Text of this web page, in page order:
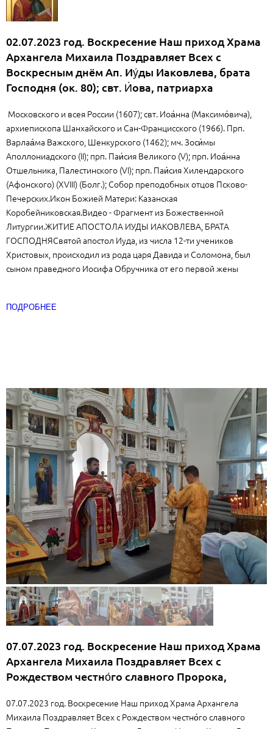
02.07.2023 год. Воскресение Наш приход Храма
Архангела Михаила Поздравляет Всех с
Воскресным днём Ап. Иу́ды Иаковлева, брата
Господня (ок. 80); свт. И́ова, патриарха
Московского и всея России (1607); свт. Иоа́нна (Максимо́вича),
архиепископа Шанхайского и Сан-Францисского (1966). Прп.
Варлаа́ма Важского, Шенкурского (1462); мч. Зоси́мы
Аполлониадского (II); прп. Паи́сия Великого (V); прп. Иоа́нна
Отшельника, Палестинского (VI); прп. Паи́сия Хилендарского
(Афонского) (XVIII) (Болг.); Собор преподобных отцов Псково-
Печерских.Икон Божией Матери: Казанская
Коробейниковская.Видео - Фрагмент из Божественной
Литургии.ЖИТИЕ АПОСТОЛА ИУДЫ ИАКОВЛЕВА, БРАТА
ГОСПОДНЯСвятой апостол Иуда, из числа 12-ти учеников
Христовых, происходил из рода царя Давида и Соломона, был
сыном праведного Иосифа Обручника от его первой жены
ПОДРОБНЕЕ
07.07.2023 год. Воскресение Наш приход Храма
Архангела Михаила Поздравляет Всех с
Рождеством честно́го славного Пророка,
07.07.2023 год. Воскресение Наш приход Храма Архангела
Михаила Поздравляет Всех с Рождеством честно́го славного